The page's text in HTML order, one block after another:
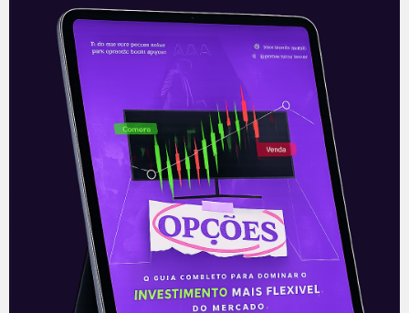
Expectativa para Leilão de
Aeroportos
Hoje (21) deverá ser aprovada a abertura
de consulta pública para a 7ª rodada de
concessões de aeroportos pela Anac
(Agência Nacional de Aviação Civil).
Leia mais